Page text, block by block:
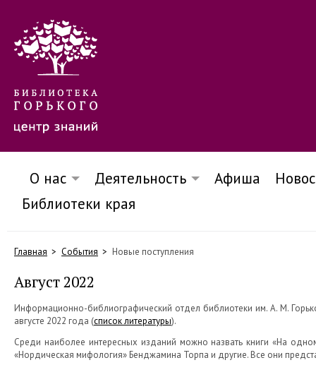
О нас Деятельность Афиша
Библиотеки края
Главная События Новые поступления
Август 2022
Информационно-библиографический отдел библиотеки им. А. М.
августе 2022 года (список литературы).
Среди наиболее интересных изданий можно назвать книги «На
«Нордическая мифология» Бенджамина Торпа и другие. Все они